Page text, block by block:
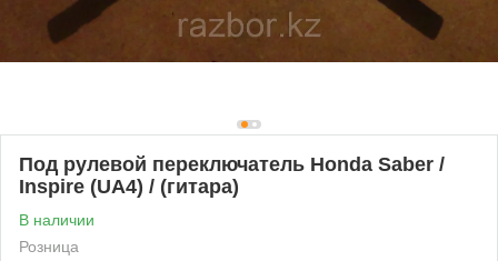
Под рулевой переключатель Honda Saber /
Inspire (UA4) / (гитара)
В наличии
Розница